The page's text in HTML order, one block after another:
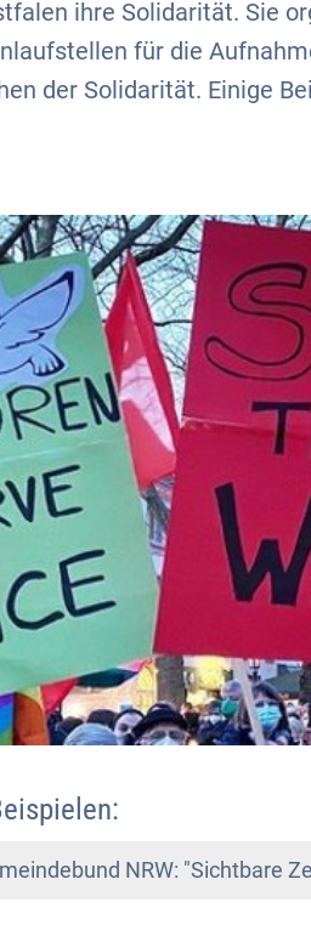
ihre Solidarität. Sie
für die
der Solidarität. Einige
NRW: "Sichtbare